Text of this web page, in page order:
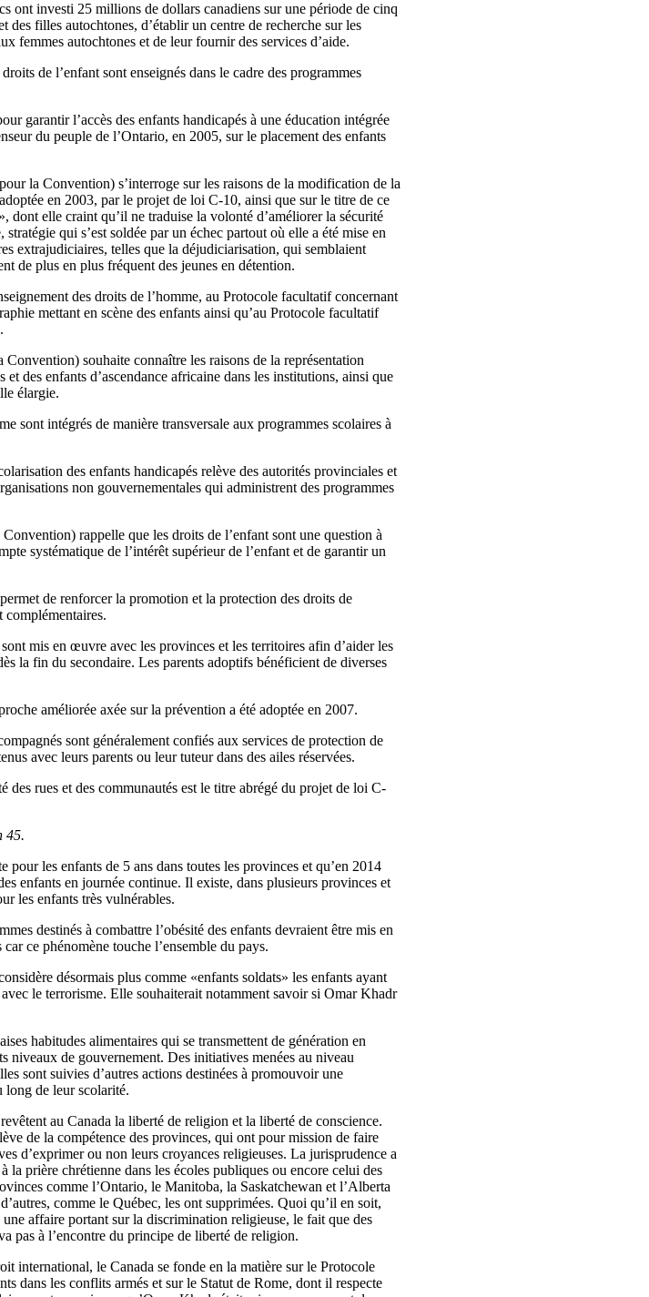
ont investi 25 millions de dollars canadiens sur une période de cinq
des filles autochtones, d’établir un centre de recherche sur les
femmes autochtones et de leur fournir des services d’aide.
de l’enfant sont enseignés dans le cadre des programmes
garantir l’accès des enfants handicapés à une éducation intégrée
du peuple de l’Ontario, en 2005, sur le placement des enfants
la Convention) s’interroge sur les raisons de la modification de la
en 2003, par le projet de loi C-10, ainsi que sur le titre de ce
dont elle craint qu’il ne traduise la volonté d’améliorer la sécurité
qui s’est soldée par un échec partout où elle a été mise en
extrajudiciaires, telles que la déjudiciarisation, qui semblaient
de plus en plus fréquent des jeunes en détention.
des droits de l’homme, au Protocole facultatif concernant
mettant en scène des enfants ainsi qu’au Protocole facultatif
souhaite connaître les raisons de la représentation
des enfants d’ascendance africaine dans les institutions, ainsi que
élargie.
sont intégrés de manière transversale aux programmes scolaires à
des enfants handicapés relève des autorités provinciales et
non gouvernementales qui administrent des programmes
rappelle que les droits de l’enfant sont une question à
systématique de l’intérêt supérieur de l’enfant et de garantir un
de renforcer la promotion et la protection des droits de
complémentaires.
mis en œuvre avec les provinces et les territoires afin d’aider les
la fin du secondaire. Les parents adoptifs bénéficient de diverses
améliorée axée sur la prévention a été adoptée en 2007.
sont généralement confiés aux services de protection de
avec leurs parents ou leur tuteur dans des ailes réservées.
des rues et des communautés est le titre abrégé du projet de loi C-
45.
pour les enfants de 5 ans dans toutes les provinces et qu’en 2014
enfants en journée continue. Il existe, dans plusieurs provinces et
les enfants très vulnérables.
destinés à combattre l’obésité des enfants devraient être mis en
ce phénomène touche l’ensemble du pays.
désormais plus comme «enfants soldats» les enfants ayant
le terrorisme. Elle souhaiterait notamment savoir si Omar Khadr
habitudes alimentaires qui se transmettent de génération en
niveaux de gouvernement. Des initiatives menées au niveau
sont suivies d’autres actions destinées à promouvoir une
long de leur scolarité.
au Canada la liberté de religion et la liberté de conscience.
de la compétence des provinces, qui ont pour mission de faire
d’exprimer ou non leurs croyances religieuses. La jurisprudence a
la prière chrétienne dans les écoles publiques ou encore celui des
comme l’Ontario, le Manitoba, la Saskatchewan et l’Alberta
comme le Québec, les ont supprimées. Quoi qu’il en soit,
affaire portant sur la discrimination religieuse, le fait que des
pas à l’encontre du principe de liberté de religion.
international, le Canada se fonde en la matière sur le Protocole
dans les conflits armés et sur le Statut de Rome, dont il respecte